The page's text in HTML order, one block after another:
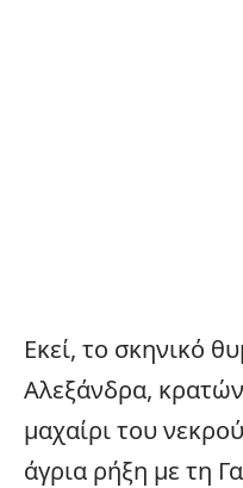
Εκεί, το σκηνικό
Αλεξάνδρα,
μαχαίρι του
άγρια ρήξη με τη